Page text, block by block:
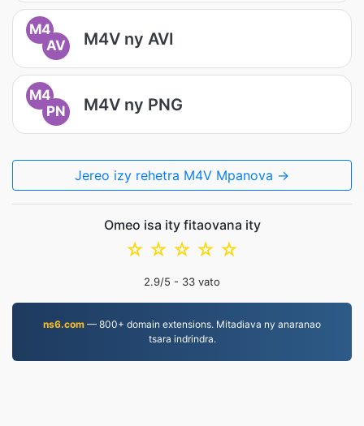
M4
AV
M4V ny AVI
M4
PN
M4V ny PNG
Jereo izy rehetra M4V Mpanova →
Omeo isa ity fitaovana ity
☆
☆
☆
☆
☆
2.9/5 - 33 vato
ns6.com — 800+ domain extensions. Mitadiava ny anaranao
tsara indrindra.